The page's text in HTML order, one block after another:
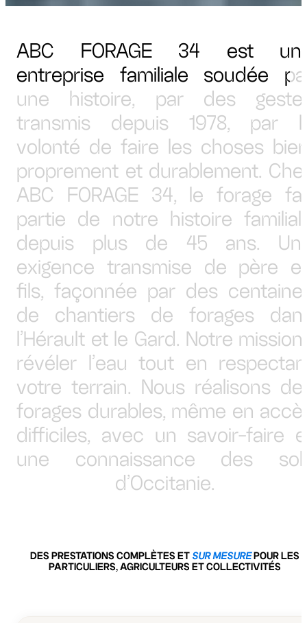
ABC FORAGE 34 est
entreprise familiale soudée
une histoire, par des
transmis depuis 1978, par
volonté de faire les choses
proprement et durablement.
ABC FORAGE 34, le forage
partie de notre histoire
depuis plus de 45 ans.
exigence transmise de père
fils, façonnée par des
de chantiers de forages
l’Hérault et le Gard. Notre mission
révéler l’eau tout en
votre terrain. Nous réalisons
forages durables, même en
difficiles, avec un savoir-faire
une connaissance des
d’Occitanie.
DES PRESTATIONS COMPLÈTES ET SUR MESUREPOUR LES
PARTICULIERS, AGRICULTEURS ET COLLECTIVITÉS